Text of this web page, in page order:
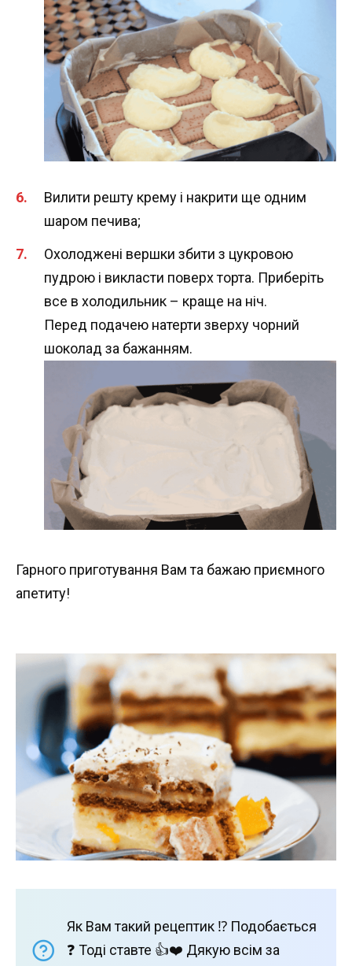
Вилити решту крему і накрити ще одним
шаром печива;
Охолоджені вершки збити з цукровою
пудрою і викласти поверх торта. Приберіть
все в холодильник – краще на ніч.
Перед подачею натерти зверху чорний
шоколад за бажанням.
Гарного приготування Вам та бажаю приємного
апетиту!
Як Вам такий рецептик ⁉️ Подобається
❓ Тоді ставте 👍❤️ Дякую всім за